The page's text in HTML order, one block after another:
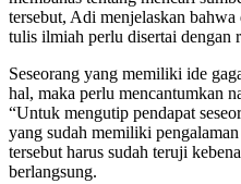
tersebut, Adi menjelaskan
tulis ilmiah perlu disertai dengan
Seseorang yang memiliki ide
hal, maka perlu mencantumkan
“Untuk mengutip pendapat
yang sudah memiliki
tersebut harus sudah teruji
berlangsung.